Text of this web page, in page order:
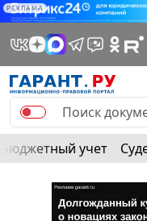
РЕКЛАМА
Бюджетный учет